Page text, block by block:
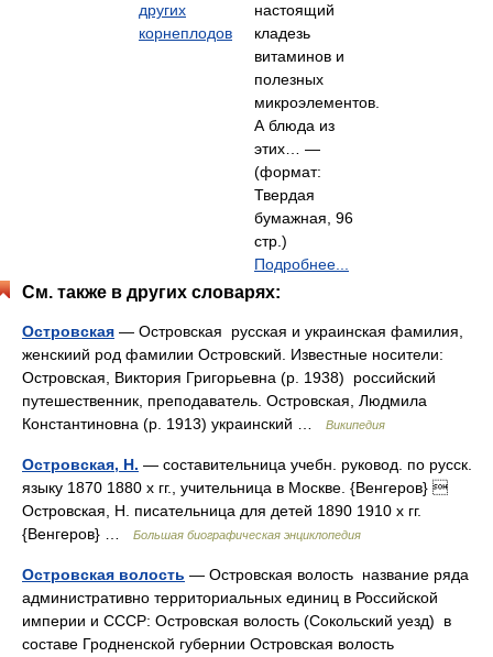
других
корнеплодов
настоящий
кладезь
витаминов и
полезных
микроэлементов.
А блюда из
этих… —
(формат:
Твердая
бумажная, 96
стр.)
Подробнее...
См. также в других словарях:
Островская — Островская русская и украинская фамилия,
женскиий род фамилии Островский. Известные носители:
Островская, Виктория Григорьевна (р. 1938) российский
путешественник, преподаватель. Островская, Людмила
Константиновна (р. 1913) украинский …
Википедия
Островская, Н. — составительница учебн. руковод. по русск.
языку 1870 1880 х гг., учительница в Москве. {Венгеров} 
Островская, Н. писательница для детей 1890 1910 х гг.
{Венгеров} …
Большая биографическая энциклопедия
Островская волость — Островская волость название ряда
административно территориальных единиц в Российской
империи и СССР: Островская волость (Сокольский уезд) в
составе Гродненской губернии Островская волость